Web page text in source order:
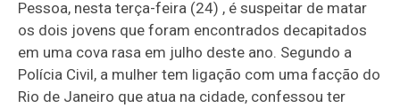
Pessoa, nesta terça-feira (24) , é suspeitar de matar
os dois jovens que foram encontrados decapitados
em uma cova rasa em julho deste ano. Segundo a
Polícia Civil, a mulher tem ligação com uma facção do
Rio de Janeiro que atua na cidade, confessou ter